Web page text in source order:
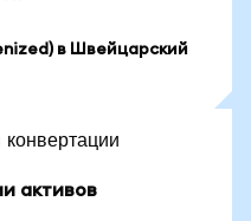
в Швейцарский
активов